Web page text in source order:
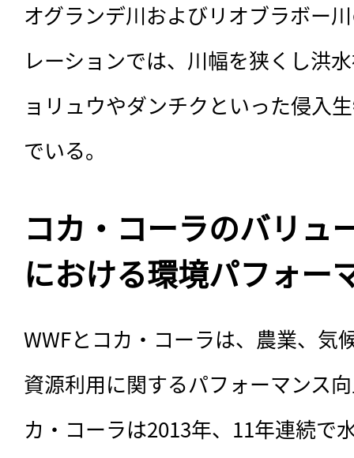
オグランデ川およびリオブラボー
レーションでは、川幅を狭くし洪
ョリュウやダンチクといった侵入
でいる。
コカ・コーラのバリュ
における環境パフォー
WWFとコカ・コーラは、農業、気
資源利用に関するパフォーマンス
カ・コーラは2013年、11年連続で